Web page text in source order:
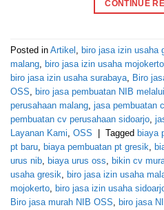
CONTINUE
Posted in Artikel , biro jasa izin usaha
malang, biro jasa izin usaha mojokerto
biro jasa izin usaha surabaya, Biro
OSS, biro jasa pembuatan NIB
perusahaan malang, jasa pembuatan
pembuatan cv perusahaan sidoarjo,
Layanan Kami, OSS Tagged biaya
pt baru, biaya pembuatan pt gresik,
urus nib, biaya urus oss, bikin cv
usaha gresik, biro jasa izin usaha
mojokerto, biro jasa izin usaha
Biro jasa murah NIB OSS, biro jasa